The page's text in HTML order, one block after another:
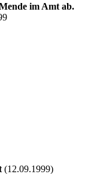
im Amt ab.
(12.09.1999)